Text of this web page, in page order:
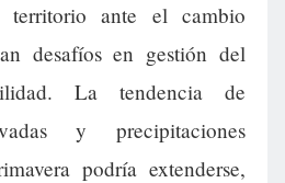
territorio ante el cambio
desafíos en gestión del
La tendencia de
y precipitaciones
podría extenderse,